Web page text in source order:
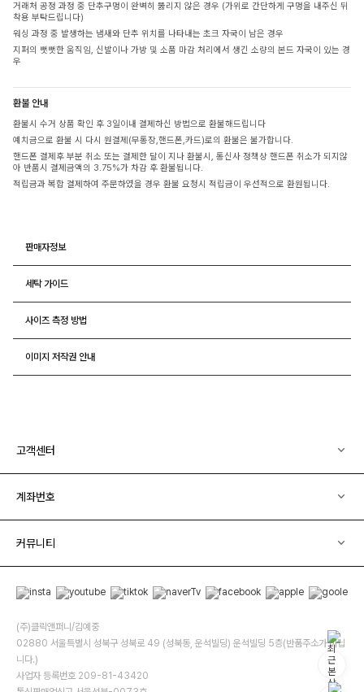
거래처 공정 과정 중 단추구멍이 완벽히 뚫리지 않은 경우 (가위로 간단하게 구멍을 내주신 뒤
착용 부탁드립니다)
워싱 과정 중 발생하는 냄새와 단추 위치를 나타내는 초크 자국이 남은 경우
지퍼의 뻣뻣한 움직임, 신발이나 가방 및 소품 마감 처리에서 생긴 소량의 본드 자국이 있는 경
우
환불 안내
환불시 수거 상품 확인 후 3일이내 결제하신 방법으로 환불해드립니다
예치금으로 환불 시 다시 원결제(무통장,핸드폰,카드)로의 환불은 불가합니다.
핸드폰 결제후 부분 취소 또는 결제한 달이 지나 환불시, 통신사 정책상 핸드폰 취소가 되지않
아 반품시 결제금액의 3.75%가 차감 후 환불됩니다.
적립금과 복합 결제하여 주문하였을 경우 환불 요청시 적립금이 우선적으로 환원됩니다.
판매자정보
세탁 가이드
사이즈 측정 방법
이미지 저작권 안내
고객센터
계좌번호
커뮤니티
(주)클릭앤퍼니/김예중
02880 서울특별시 성북구 성북로 49 (성북동, 운석빌딩) 운석빌딩 5층(반품주소가 아닙
니다.)
사업자 등록번호 209-81-43420